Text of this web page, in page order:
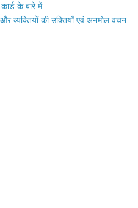
के बारे में
व्यक्तियों की उक्तियाँ एवं अनमोल वचन